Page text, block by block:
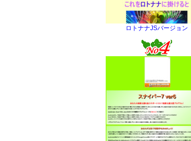
ロトナナJSバージョン